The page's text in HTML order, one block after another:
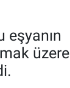
eşyanın
üzere